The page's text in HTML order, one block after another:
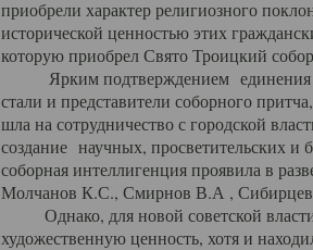
приобрели характер религиозного
исторической ценностью этих
которую приобрел Свято Троицкий
Ярким подтверждением единения
стали и представители соборного
шла на сотрудничество с городской
создание научных, просветительских и
соборная интеллигенция проявила в
Молчанов К.С., Смирнов В.А ,
Однако, для новой советской
художественную ценность, хотя и